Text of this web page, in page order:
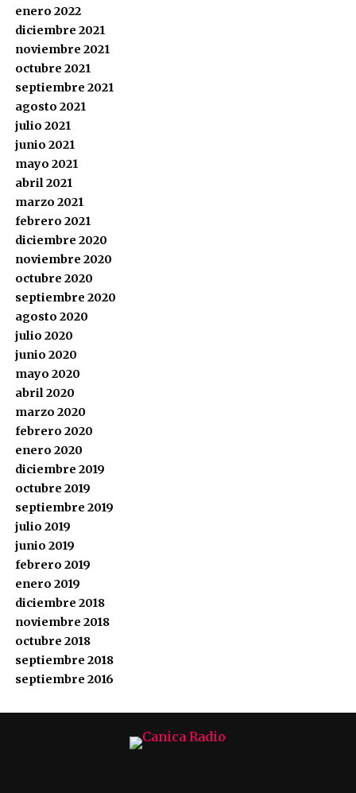
enero 2022
diciembre 2021
noviembre 2021
octubre 2021
septiembre 2021
agosto 2021
julio 2021
junio 2021
mayo 2021
abril 2021
marzo 2021
febrero 2021
diciembre 2020
noviembre 2020
octubre 2020
septiembre 2020
agosto 2020
julio 2020
junio 2020
mayo 2020
abril 2020
marzo 2020
febrero 2020
enero 2020
diciembre 2019
octubre 2019
septiembre 2019
julio 2019
junio 2019
febrero 2019
enero 2019
diciembre 2018
noviembre 2018
octubre 2018
septiembre 2018
septiembre 2016